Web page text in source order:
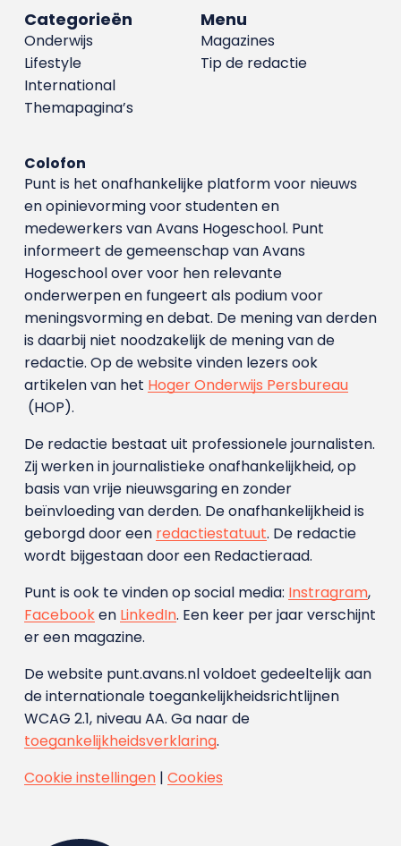
Menu
Magazines
Tip de redactie
Categorieën
Onderwijs
Lifestyle
International
Themapagina’s
Colofon
Punt is het onafhankelijke platform voor nieuws
en opinievorming voor studenten en
medewerkers van Avans Hoge­school. Punt
informeert de gemeenschap van Avans
Hogeschool over voor hen relevante
onderwerpen en fungeert als podium voor
meningsvorming en debat. De mening van derden
is daarbij niet noodzakelijk de mening van de
redactie. Op de website vinden lezers ook
artikelen van het Hoger Onderwijs Persbureau
(HOP).
De redactie bestaat uit professionele journalisten.
Zij werken in journalistieke onafhankelijkheid, op
basis van vrije nieuwsgaring en zonder
beïnvloeding van derden. De onafhankelijkheid is
geborgd door een redactiestatuut. De redactie
wordt bijgestaan door een Redactieraad.
Punt is ook te vinden op social media: Instragram,
Facebooken LinkedIn. Een keer per jaar verschijnt
er een magazine.
De website punt.avans.nl voldoet gedeeltelijk aan
de internationale toegankelijkheidsrichtlijnen
WCAG 2.1, niveau AA. Ga naar de
toegankelijkheidsverklaring.
Cookie instellingen| Cookies